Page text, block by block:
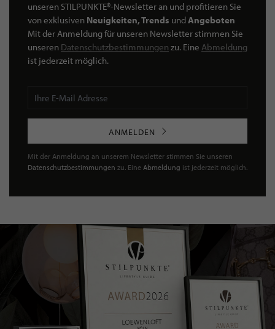
unseren STILPUNKTE®-Newsletter an und profitieren Sie
von exklusiven Neuigkeiten, Trends undAngeboten
Mit der Anmeldung für unseren Newsletter stimmen Sie
unseren Datenschutzbestimmungen zu. Eine Abmeldung
ist jederzeit möglich.
ANMELDEN
Mit der Anmeldung an unserem Newsletter stimmen Sie unseren
Datenschutzbestimmungen zu. Eine Abmeldung ist jederzeit möglich.